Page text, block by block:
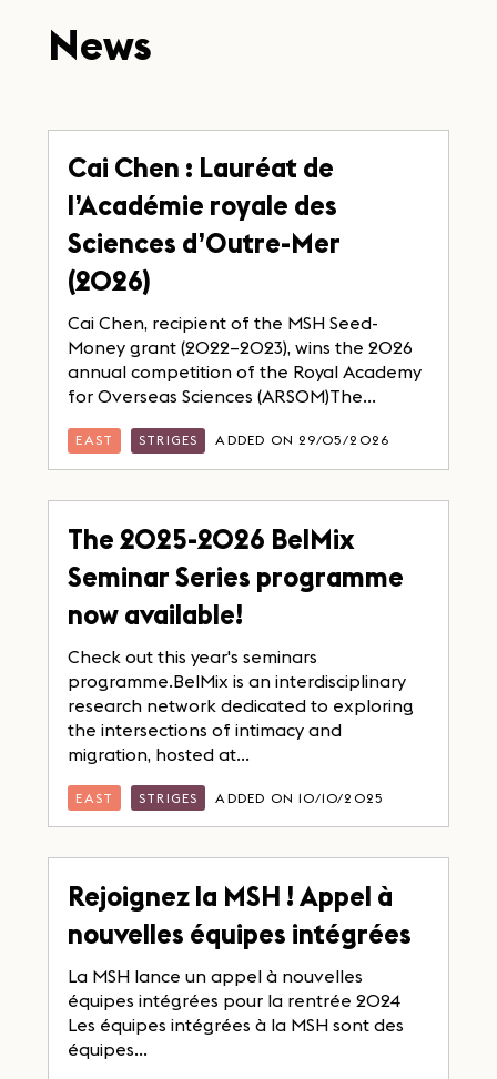
News
Cai Chen : Lauréat de
l’Académie royale des
Sciences d’Outre-Mer
(2026)
Cai Chen, recipient of the MSH Seed-
Money grant (2022–2023), wins the 2026
annual competition of the Royal Academy
for Overseas Sciences (ARSOM)The...
EAST STRIGES ADDED ON 29/05/2026
The 2025-2026 BelMix
Seminar Series programme
now available!
Check out this year's seminars
programme.BelMix is an interdisciplinary
research network dedicated to exploring
the intersections of intimacy and
migration, hosted at...
EAST STRIGES ADDED ON 10/10/2025
Rejoignez la MSH ! Appel à
nouvelles équipes intégrées
La MSH lance un appel à nouvelles
équipes intégrées pour la rentrée 2024
Les équipes intégrées à la MSH sont des
équipes...